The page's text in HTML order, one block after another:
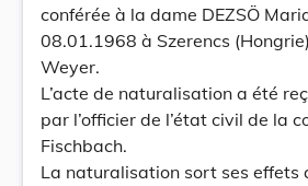
conférée à la dame DEZSÖ
08.01.1968 à Szerencs
Weyer.
L’acte de naturalisation a été
par l’officier de l’état civil de la
Fischbach.
La naturalisation sort ses effets